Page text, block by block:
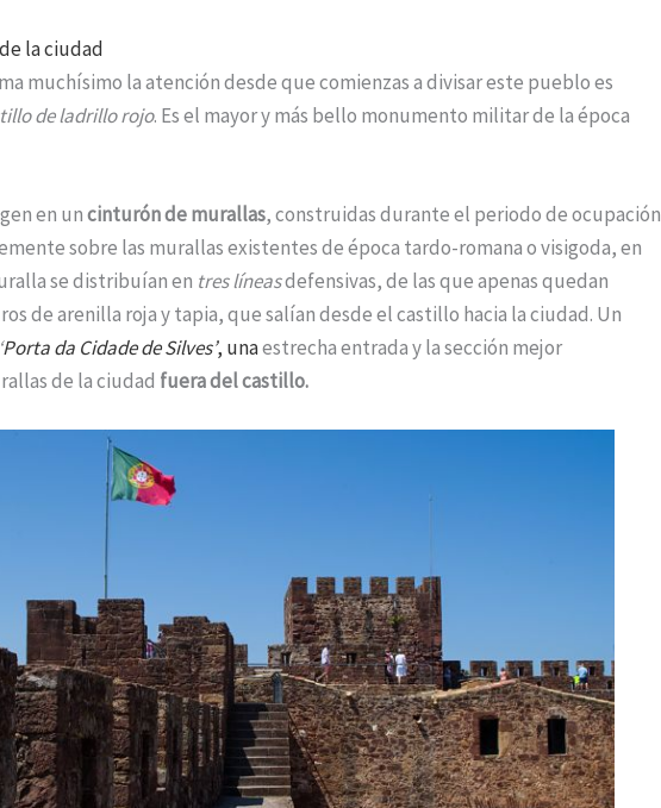
la ciudad
muchísimo la atención desde que comienzas a divisar este pueblo es
de ladrillo rojo. Es el mayor y más bello monumento militar de la época
en uncinturón de murallas, construidas durante el periodo de ocupación
sobre las murallas existentes de época tardo-romana o visigoda, en
se distribuían en tres líneasdefensivas, de las que apenas quedan
de arenilla roja y tapia, que salían desde el castillo hacia la ciudad. Un
‘Porta da Cidade de Silves’, unaestrecha entrada y la sección mejor
de la ciudad fuera del castillo.